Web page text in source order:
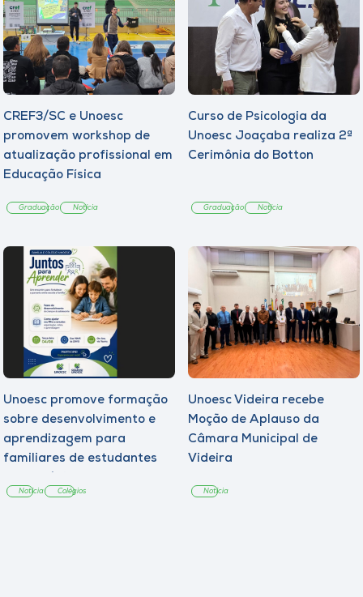
CREF3/SC e Unoesc
promovem workshop de
atualização profissional em
Educação Física
Graduação Notícia
Curso de Psicologia da
Unoesc Joaçaba realiza 2ª
Cerimônia do Botton
Graduação Notícia
Unoesc promove formação
sobre desenvolvimento e
aprendizagem para
familiares de estudantes
Notícia Colégios
Unoesc Videira recebe
Moção de Aplauso da
Câmara Municipal de
Videira
Notícia